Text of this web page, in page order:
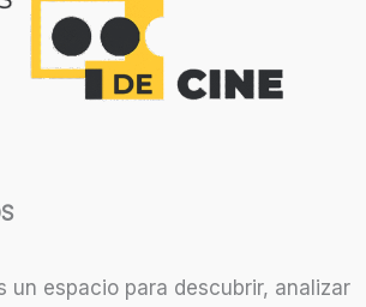
un espacio para descubrir, analizar